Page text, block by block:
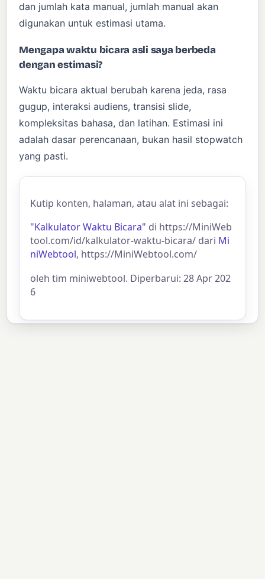
dan jumlah kata manual, jumlah manual akan
digunakan untuk estimasi utama.
Mengapa waktu bicara asli saya berbeda
dengan estimasi?
Waktu bicara aktual berubah karena jeda, rasa
gugup, interaksi audiens, transisi slide,
kompleksitas bahasa, dan latihan. Estimasi ini
adalah dasar perencanaan, bukan hasil stopwatch
yang pasti.
Kutip konten, halaman, atau alat ini sebagai:
"Kalkulator Waktu Bicara" di https://MiniWeb
tool.com/id/kalkulator-waktu-bicara/ dari Mi
niWebtool, https://MiniWebtool.com/
oleh tim miniwebtool. Diperbarui: 28 Apr 202
6